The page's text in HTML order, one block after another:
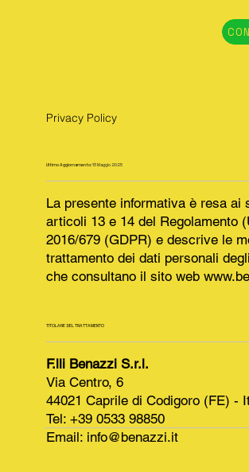
Privacy Policy
Ultimo Aggiornamento:13 Maggio 2025
La presente informativa è resa ai
articoli 13 e 14 del Regolamento
2016/679 (GDPR) e descrive le
trattamento dei dati personali
che consultano il sito web
TITOLARE DEL TRATTAMENTO
F.lli Benazzi S.r.l.
Via Centro, 6
44021 Caprile di Codigoro (FE) -
Tel: +39 0533 98850
Email: info@benazzi.it